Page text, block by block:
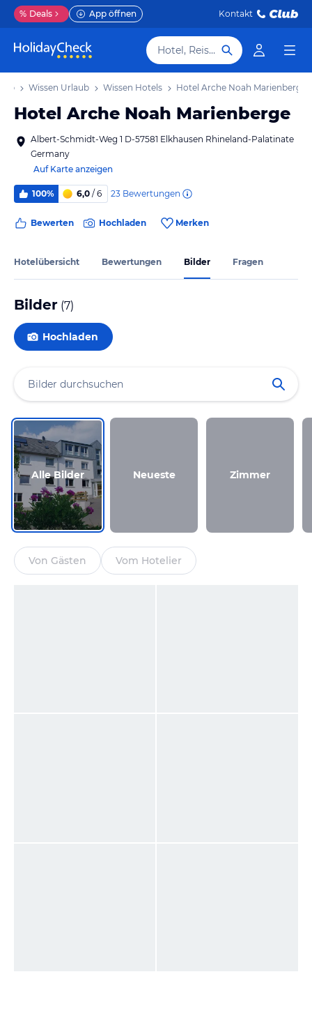
% Deals App öffnen Kontakt
Hotel, Reiseziel
Wissen Urlaub Wissen Hotels Hotel Arche Noah Marienberge
Hotel Arche Noah Marienberge
Albert-Schmidt-Weg 1 D-57581 Elkhausen Rhineland-Palatinate
Germany
Auf Karte anzeigen
100% 6,0 / 6 23 Bewertungen
Bewerten Hochladen Merken
Hotelübersicht Bewertungen Bilder Fragen
Bilder (7)
Hochladen
Alle Bilder Neueste Zimmer
Von Gästen Vom Hotelier